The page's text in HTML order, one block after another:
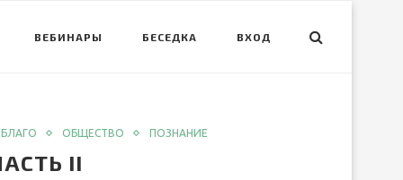
ВЕБИНАРЫ БЕСЕДКА ВХОД
ОБЩЕСТВО ПОЗНАНИЕ
II